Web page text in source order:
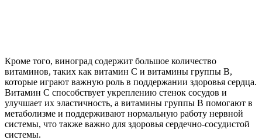
Кроме того, виноград содержит большое количество
витаминов, таких как витамин C и витамины группы B,
которые играют важную роль в поддержании здоровья сердца.
Витамин C способствует укреплению стенок сосудов и
улучшает их эластичность, а витамины группы B помогают в
метаболизме и поддерживают нормальную работу нервной
системы, что также важно для здоровья сердечно-сосудистой
системы.